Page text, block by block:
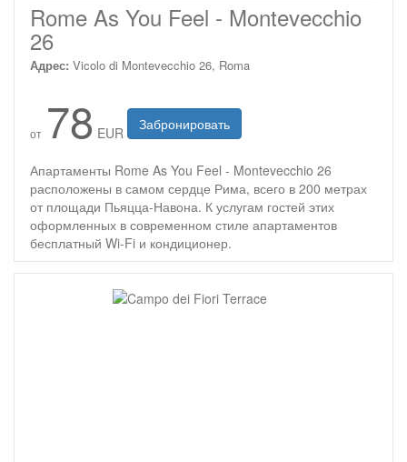
Rome As You Feel - Montevecchio
26
Адрес: Vicolo di Montevecchio 26, Roma
от 78 EUR Забронировать
Апартаменты Rome As You Feel - Montevecchio 26
расположены в самом сердце Рима, всего в 200 метрах
от площади Пьяцца-Навона. К услугам гостей этих
оформленных в современном стиле апартаментов
бесплатный Wi-Fi и кондиционер.